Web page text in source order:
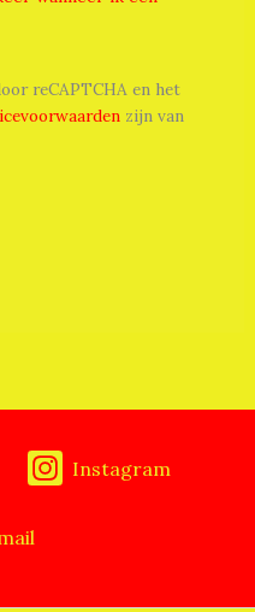
reCAPTCHA en het
zijn van
Instagram